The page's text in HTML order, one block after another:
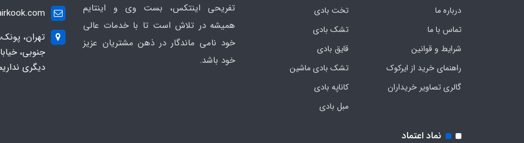
درباره ما
تماس با ما
شرایط و قوانین
راهنمای خرید از ایرکوک
گالری تصاویر خریداران
تخت بادی
تشک بادی
قایق بادی
تشک بادی ماشین
کاناپه بادی
مبل بادی
تفریحی اینتکس، بست وی و اینتایم
همیشه در تلاش است تا با خدمات عالی
خود نامی ماندگار در ذهن مشتریان عزیز
خود باشد.
تهران،
دیگری
نماد اعتماد